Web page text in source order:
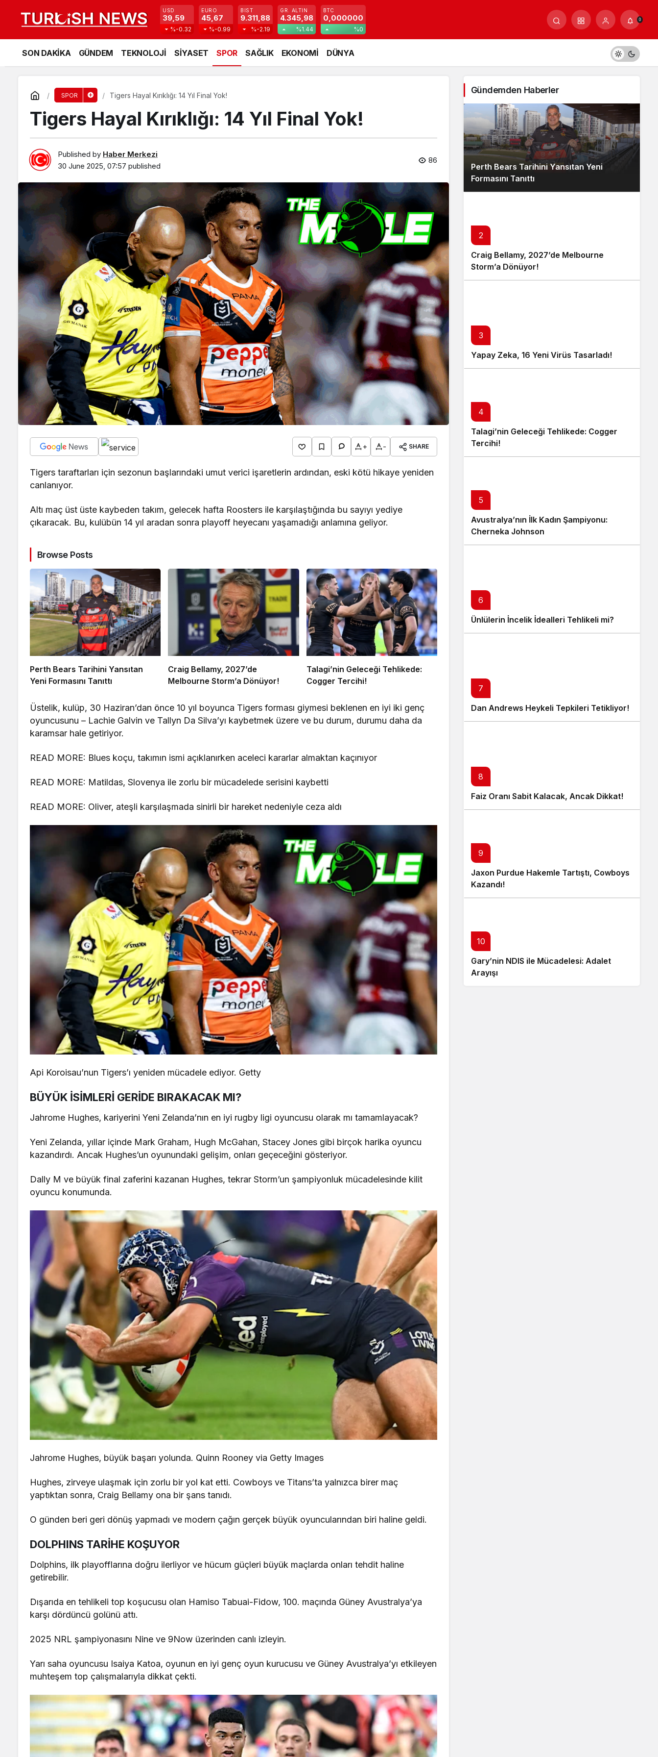
USD
39,59
%-0.32
EURO
45,67
%-0.99
BIST
9.311,88
%-2.19
GR. ALTIN
4.345,98
%1.44
BTC
0,000000
%0
0
SON DAKİKA GÜNDEM TEKNOLOJİ SİYASET SPOR SAĞLIK EKONOMİ DÜNYA
SPOR Tigers Hayal Kırıklığı: 14 Yıl Final Yok!
Tigers Hayal Kırıklığı: 14 Yıl Final Yok!
Published by Haber Merkezi
30 June 2025, 07:57 published
86
+ - SHARE
Tigers taraftarları için sezonun başlarındaki umut verici işaretlerin ardından, eski kötü hikaye yeniden
canlanıyor.
Altı maç üst üste kaybeden takım, gelecek hafta Roosters ile karşılaştığında bu sayıyı yediye
çıkaracak. Bu, kulübün 14 yıl aradan sonra playoff heyecanı yaşamadığı anlamına geliyor.
Browse Posts
Perth Bears Tarihini Yansıtan
Yeni Formasını Tanıttı
Craig Bellamy, 2027’de
Melbourne Storm’a Dönüyor!
Talagi’nin Geleceği Tehlikede:
Cogger Tercihi!
Üstelik, kulüp, 30 Haziran’dan önce 10 yıl boyunca Tigers forması giymesi beklenen en iyi iki genç
oyuncusunu – Lachie Galvin ve Tallyn Da Silva’yı kaybetmek üzere ve bu durum, durumu daha da
karamsar hale getiriyor.
READ MORE: Blues koçu, takımın ismi açıklanırken aceleci kararlar almaktan kaçınıyor
READ MORE: Matildas, Slovenya ile zorlu bir mücadelede serisini kaybetti
READ MORE: Oliver, ateşli karşılaşmada sinirli bir hareket nedeniyle ceza aldı
Api Koroisau’nun Tigers’ı yeniden mücadele ediyor. Getty
BÜYÜK İSİMLERİ GERİDE BIRAKACAK MI?
Jahrome Hughes, kariyerini Yeni Zelanda’nın en iyi rugby ligi oyuncusu olarak mı tamamlayacak?
Yeni Zelanda, yıllar içinde Mark Graham, Hugh McGahan, Stacey Jones gibi birçok harika oyuncu
kazandırdı. Ancak Hughes’un oyunundaki gelişim, onları geçeceğini gösteriyor.
Dally M ve büyük final zaferini kazanan Hughes, tekrar Storm’un şampiyonluk mücadelesinde kilit
oyuncu konumunda.
Jahrome Hughes, büyük başarı yolunda. Quinn Rooney via Getty Images
Hughes, zirveye ulaşmak için zorlu bir yol kat etti. Cowboys ve Titans’ta yalnızca birer maç
yaptıktan sonra, Craig Bellamy ona bir şans tanıdı.
O günden beri geri dönüş yapmadı ve modern çağın gerçek büyük oyuncularından biri haline geldi.
DOLPHINS TARİHE KOŞUYOR
Dolphins, ilk playofflarına doğru ilerliyor ve hücum güçleri büyük maçlarda onları tehdit haline
getirebilir.
Dışarıda en tehlikeli top koşucusu olan Hamiso Tabuai-Fidow, 100. maçında Güney Avustralya’ya
karşı dördüncü golünü attı.
2025 NRL şampiyonasını Nine ve 9Now üzerinden canlı izleyin.
Yarı saha oyuncusu Isaiya Katoa, oyunun en iyi genç oyun kurucusu ve Güney Avustralya’yı etkileyen
muhteşem top çalışmalarıyla dikkat çekti.
Gündemden Haberler
Perth Bears Tarihini Yansıtan Yeni
Formasını Tanıttı
2
Craig Bellamy, 2027’de Melbourne
Storm’a Dönüyor!
3
Yapay Zeka, 16 Yeni Virüs Tasarladı!
4
Talagi’nin Geleceği Tehlikede: Cogger
Tercihi!
5
Avustralya’nın İlk Kadın Şampiyonu:
Cherneka Johnson
6
Ünlülerin İncelik İdealleri Tehlikeli mi?
7
Dan Andrews Heykeli Tepkileri Tetikliyor!
8
Faiz Oranı Sabit Kalacak, Ancak Dikkat!
9
Jaxon Purdue Hakemle Tartıştı, Cowboys
Kazandı!
10
Gary’nin NDIS ile Mücadelesi: Adalet
Arayışı